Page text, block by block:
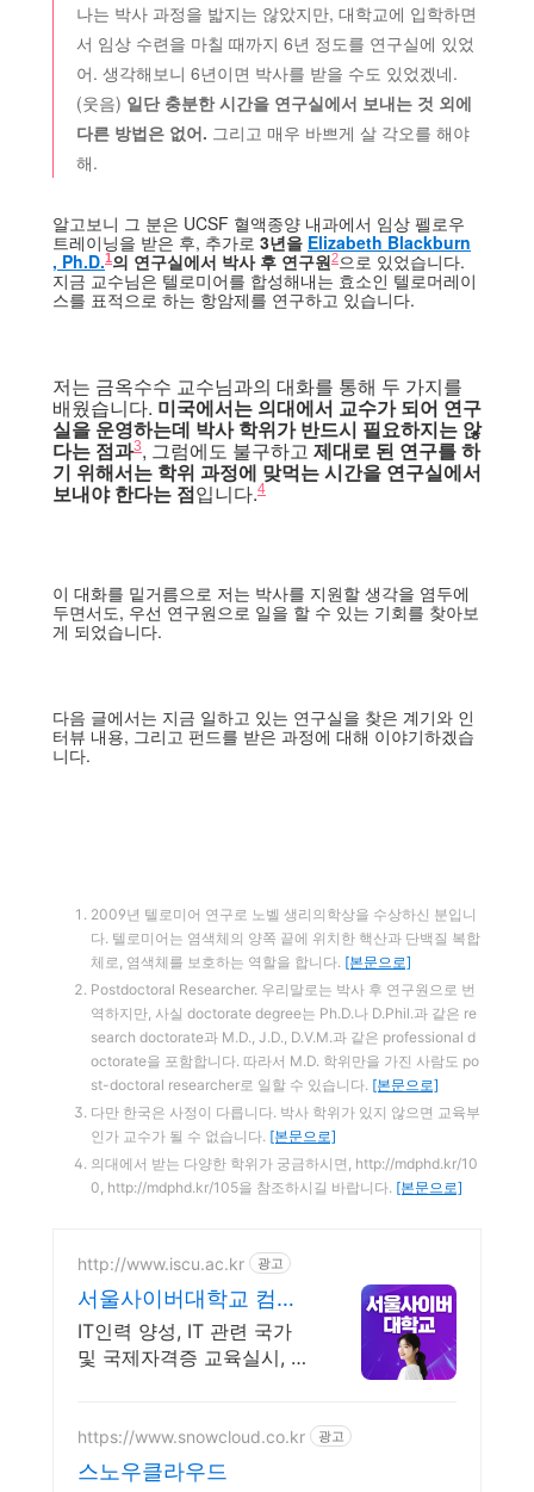
나는 박사 과정을 밟지는 않았지만, 대학교에 입학하면
서 임상 수련을 마칠 때까지 6년 정도를 연구실에 있었
어. 생각해보니 6년이면 박사를 받을 수도 있었겠네.
(웃음) 일단 충분한 시간을 연구실에서 보내는 것 외에
다른 방법은 없어. 그리고 매우 바쁘게 살 각오를 해야
해.
알고보니 그 분은 UCSF 혈액종양 내과에서 임상 펠로우
트레이닝을 받은 후, 추가로 3년을 Elizabeth Blackburn
, Ph.D.1의 연구실에서 박사 후 연구원2으로 있었습니다.
지금 교수님은 텔로미어를 합성해내는 효소인 텔로머레이
스를 표적으로 하는 항암제를 연구하고 있습니다.
저는 금옥수수 교수님과의 대화를 통해 두 가지를
배웠습니다. 미국에서는 의대에서 교수가 되어 연구
실을 운영하는데 박사 학위가 반드시 필요하지는 않
다는 점과3, 그럼에도 불구하고 제대로 된 연구를 하
기 위해서는 학위 과정에 맞먹는 시간을 연구실에서
보내야 한다는 점입니다.4
이 대화를 밑거름으로 저는 박사를 지원할 생각을 염두에
두면서도, 우선 연구원으로 일을 할 수 있는 기회를 찾아보
게 되었습니다.
다음 글에서는 지금 일하고 있는 연구실을 찾은 계기와 인
터뷰 내용, 그리고 펀드를 받은 과정에 대해 이야기하겠습
니다.
2009년 텔로미어 연구로 노벨 생리의학상을 수상하신 분입니
다. 텔로미어는 염색체의 양쪽 끝에 위치한 핵산과 단백질 복합
체로, 염색체를 보호하는 역할을 합니다. [본문으로]
Postdoctoral Researcher. 우리말로는 박사 후 연구원으로 번
역하지만, 사실 doctorate degree는 Ph.D.나 D.Phil.과 같은 re
search doctorate과 M.D., J.D., D.V.M.과 같은 professional d
octorate을 포함합니다. 따라서 M.D. 학위만을 가진 사람도 po
st-doctoral researcher로 일할 수 있습니다. [본문으로]
다만 한국은 사정이 다릅니다. 박사 학위가 있지 않으면 교육부
인가 교수가 될 수 없습니다. [본문으로]
의대에서 받는 다양한 학위가 궁금하시면, http://mdphd.kr/10
0, http://mdphd.kr/105을 참조하시길 바랍니다. [본문으로]
http://www.iscu.ac.kr 광고
서울사이버대학교 컴퓨
터공학과 2026 가을학기
신편입생
IT인력 양성, IT 관련 국가
및 국제자격증 교육실시, 사
온라인복수학위까지
https://www.snowcloud.co.kr 광고
스노우클라우드